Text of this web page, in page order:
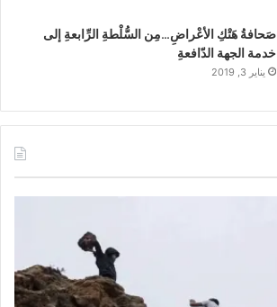
صَحافةُ هَتْكِ الأعْراضِ…مِن السُّلْطةِ الرِّابعةِ إلى
خدمة الجهة الدّافعةِ
يناير 3, 2019